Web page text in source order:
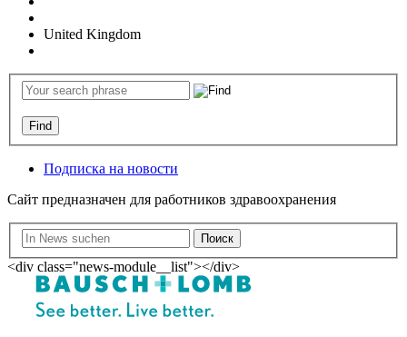
United Kingdom
Подписка на новости
Сайт предназначен для работников здравоохранения
Поиск
<div class="news-module__list"></div>